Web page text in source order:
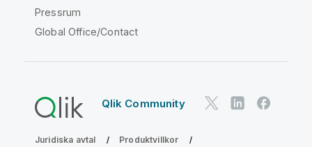
Pressrum
Global Office/Contact
Qlik Community
Juridiska avtal
Produktvillkor